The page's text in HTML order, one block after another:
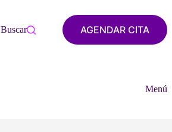
Buscar AGENDAR CITA
Menú